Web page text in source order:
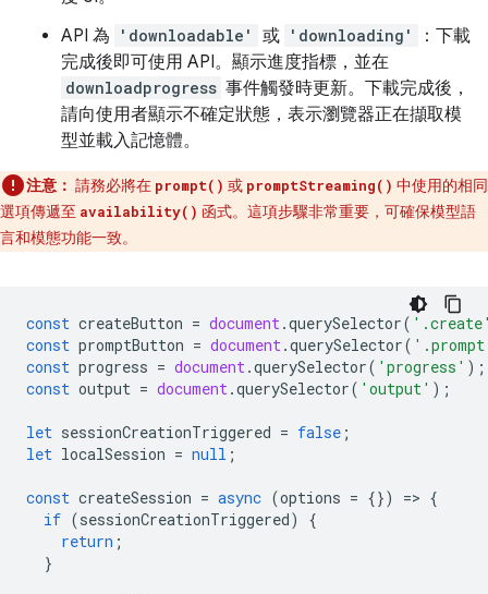
API 為
'downloadable' 或 'downloading'
：下載
完成後即可使用 API。顯示進度指標，並在
downloadprogress 事件觸發時更新。下載完成後，
請向使用者顯示不確定狀態，表示瀏覽器正在擷取模
型並載入記憶體。
注意： 請務必將在 prompt() 或 promptStreaming() 中使用的相同
選項傳遞至 availability() 函式。這項步驟非常重要，可確保模型語
言和模態功能一致。
const createButton = document.querySelector(
const promptButton = document.querySelector(
const progress = document.querySelector( 'progress' );
const output = document.querySelector( 'output' );
let sessionCreationTriggered = false ;
let localSession = null ;
const createSession = async (options = {}) => {
if (sessionCreationTriggered)
{
return ;
}